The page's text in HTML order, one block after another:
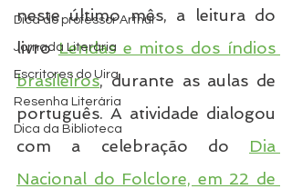
Dica do professor Arthur
Jornada Literária
Escritores do Uira
Resenha Literária
Dica da Biblioteca
neste último mês, a leitura do
livro Lendas e mitos dos índios
brasileiros, durante as aulas de
português. A atividade dialogou
com a celebração do Dia
Nacional do Folclore, em 22 de